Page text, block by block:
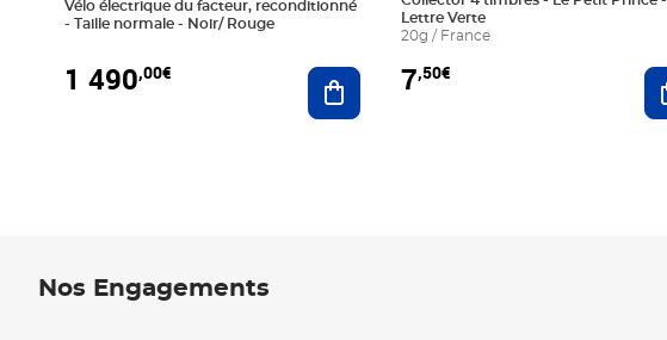
Vélo électrique du facteur, reconditionné
- Taille normale - Noir/ Rouge
1 490,00€ Ajouter au panier
Lettre Verte
20g / France
7,50€
Nos Engagements